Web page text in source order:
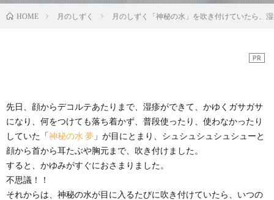
HOME 月のしずく 月のしずく「神秘の水」を吹き付けていたら、
PR
先日、顔からデコルテあたりまで、湿疹ができて、かゆくガサガサ
になり、何をつけても落ち着かず、普段使ったり、使わなかったり
していた「神秘の水 夢 」が目にとまり、シュシュシュシュシューと
顔から首から耳たぶや胸元まで、吹き付けました。
すると、かゆみがすぐにおさまりました。
不思議！！
それからは、神秘の水が目に入るたびに吹き付けていたら、いつの